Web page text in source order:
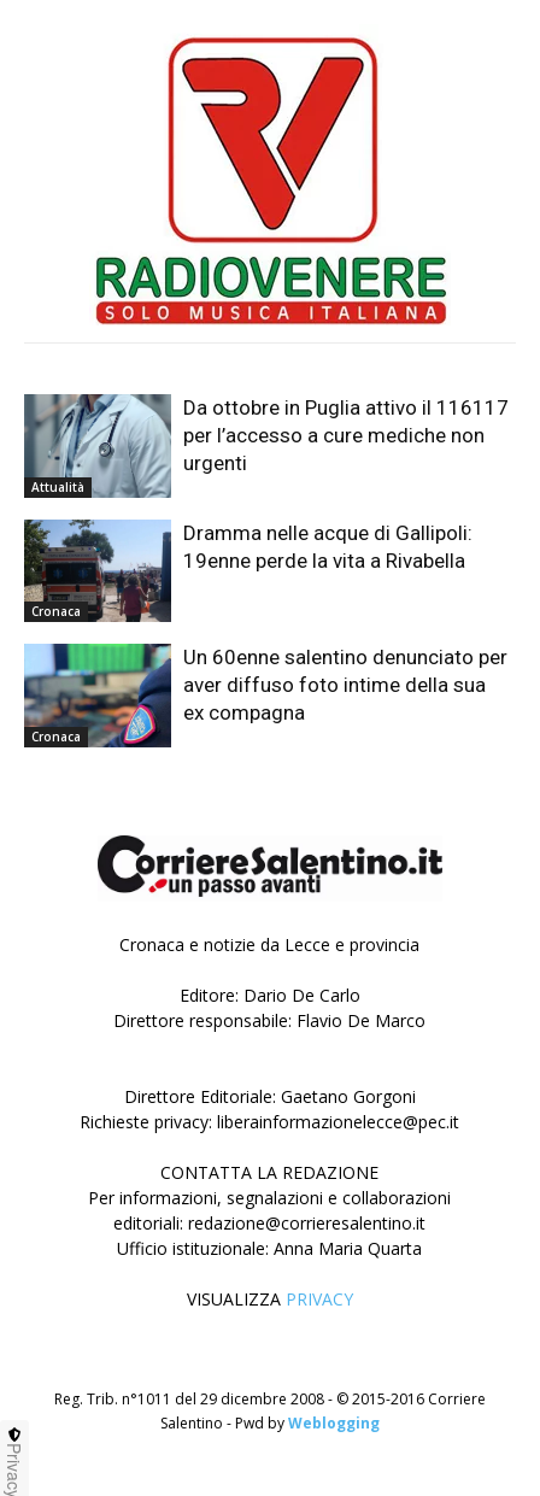
Attualità
Da ottobre in Puglia attivo il 116117
per l’accesso a cure mediche non
urgenti
Cronaca
Dramma nelle acque di Gallipoli:
19enne perde la vita a Rivabella
Cronaca
Un 60enne salentino denunciato per
aver diffuso foto intime della sua
ex compagna
Cronaca e notizie da Lecce e provincia
Editore: Dario De Carlo
Direttore responsabile: Flavio De Marco
Direttore Editoriale: Gaetano Gorgoni
Richieste privacy: liberainformazionelecce@pec.it
CONTATTA LA REDAZIONE
Per informazioni, segnalazioni e collaborazioni
editoriali: redazione@corrieresalentino.it
Ufficio istituzionale: Anna Maria Quarta
VISUALIZZA PRIVACY
Reg. Trib. n°1011 del 29 dicembre 2008 - © 2015-2016 Corriere
Salentino - Pwd byWeblogging
Privacy